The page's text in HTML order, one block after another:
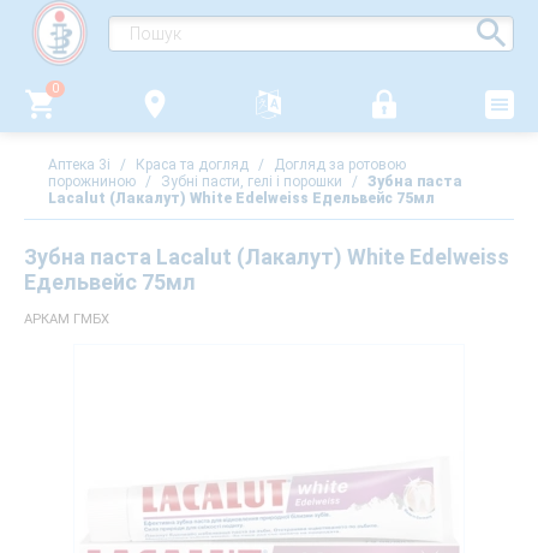
0
Аптека 3i / Краса та догляд /
Догляд за ротовою
порожниною / Зубні пасти, гелі і порошки /
Зубна паста
Lacalut (Лакалут) White Edelweiss Едельвейс 75мл
Зубна паста Lacalut (Лакалут) White Edelweiss
Едельвейс 75мл
АРКАМ ГМБХ